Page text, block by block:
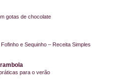
gotas de chocolate
e Sequinho – Receita Simples
para o verão